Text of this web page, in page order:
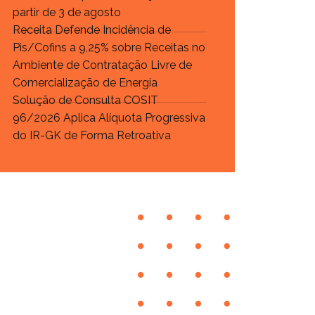
partir de 3 de agosto
Receita Defende Incidência de
Pis/Cofins a 9,25% sobre Receitas no
Ambiente de Contratação Livre de
Comercialização de Energia
Solução de Consulta COSIT
96/2026 Aplica Alíquota Progressiva
do IR-GK de Forma Retroativa